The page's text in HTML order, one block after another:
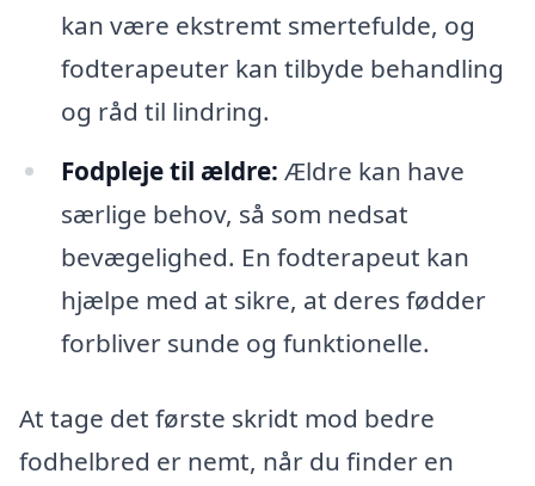
kan være ekstremt smertefulde, og
fodterapeuter kan tilbyde behandling
og råd til lindring.
Fodpleje til ældre: Ældre kan have
særlige behov, så som nedsat
bevægelighed. En fodterapeut kan
hjælpe med at sikre, at deres fødder
forbliver sunde og funktionelle.
At tage det første skridt mod bedre
fodhelbred er nemt, når du finder en